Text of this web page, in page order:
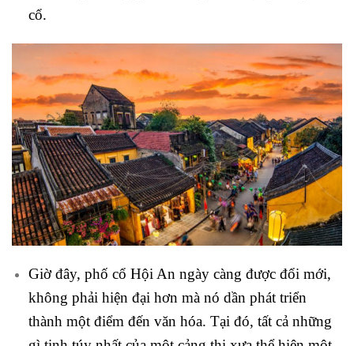
cổ.
Giờ đây, phố cổ Hội An ngày càng được đổi mới,
không phải hiện đại hơn mà nó dần phát triển
thành một điểm đến văn hóa. Tại đó, tất cả những